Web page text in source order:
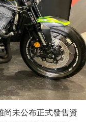
尚未公布正式發售資